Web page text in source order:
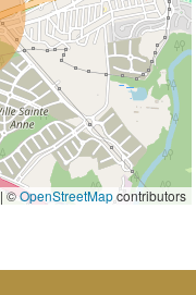
|©OpenStreetMapcontributors